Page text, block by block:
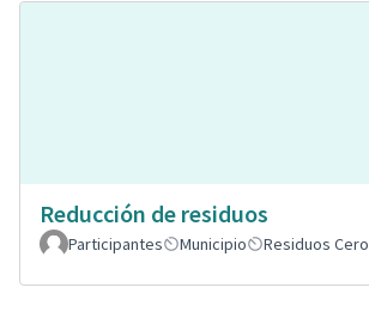
Reducción de residuos
Participantes
Municipio Residuos Cero